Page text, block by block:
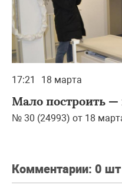
17:21 18 марта
Мало построить —
№ 30 (24993) от 18
Комментарии: 0 шт